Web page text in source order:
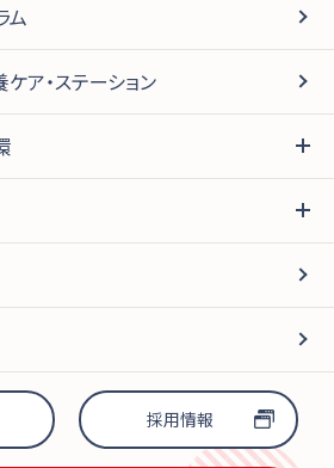
材はまとまりにくい場合がありますの
用量を多めにしてください。
とかためになります。お召し上がりの
ください。
]で調整した食品を再び温める場合、
るこeasy使用量・加水量によって保形
意してください。水分量が多いものや
量が少ないものは形が崩れやすいの
てください。
45℃以上（中心温度）に加温しない
ることがあります。）
ム
ア・ステーション
採用情報